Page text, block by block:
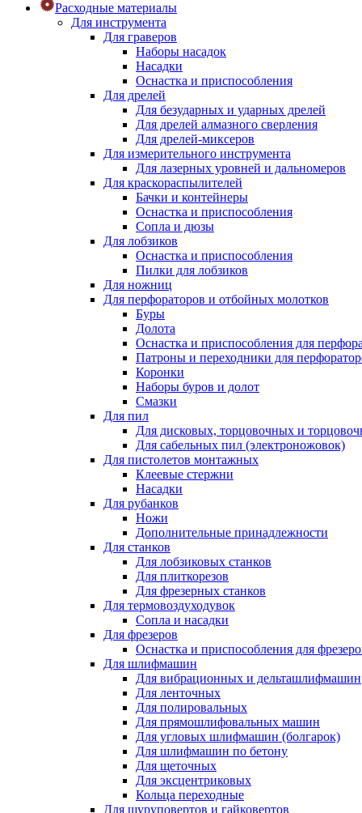
Расходные материалы
Для инструмента
Для граверов
Наборы насадок
Насадки
Оснастка и приспособления
Для дрелей
Для безударных и ударных дрелей
Для дрелей алмазного сверления
Для дрелей-миксеров
Для измерительного инструмента
Для лазерных уровней и дальномеров
Для краскораспылителей
Бачки и контейнеры
Оснастка и приспособления
Сопла и дюзы
Для лобзиков
Оснастка и приспособления
Пилки для лобзиков
Для ножниц
Для перфораторов и отбойных молотков
Буры
Долота
Оснастка и приспособления для
Патроны и переходники для
Коронки
Наборы буров и долот
Смазки
Для пил
Для дисковых, торцовочных и
Для сабельных пил (электроножовок)
Для пистолетов монтажных
Клеевые стержни
Насадки
Для рубанков
Ножи
Дополнительные принадлежности
Для станков
Для лобзиковых станков
Для плиткорезов
Для фрезерных станков
Для термовоздуходувок
Сопла и насадки
Для фрезеров
Оснастка и приспособления для
Для шлифмашин
Для вибрационных и дельташлифмашин
Для ленточных
Для полировальных
Для прямошлифовальных машин
Для угловых шлифмашин (болгарок)
Для шлифмашин по бетону
Для щеточных
Для эксцентриковых
Кольца переходные
Для шуруповертов и гайковертов